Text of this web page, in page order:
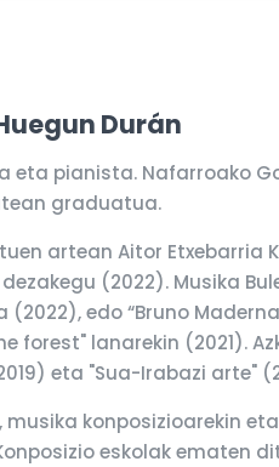
Durán
eta pianista. Nafarroako
graduatua.
artean Aitor Etxebarria
(2022). Musika
(2022), edo “Bruno
forest" lanarekin (2021).
eta "Sua-Irabazi arte"
musika konposizioarekin
eskolak ematen